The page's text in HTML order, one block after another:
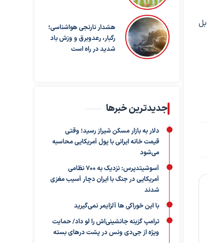
هشدار نارنجی هواشناسی؛
رگبار، رعدوبرق و وزش باد
شدید در راه است
جدیدترین خبرها
دلار به بازار مسکن شیراز رسید؛ وقتی
قیمت خانه ایرانی با پول آمریکایی محاسبه
می‌شود
آسوشیتدپرس: نزدیک به ۷۰۰ نظامی
آمریکایی در جنگ با ایران دچار آسیب مغزی
شدند
با این خوراکی ها آلزایمر نمی‌گیرید
ترامپ گزینه جانشینی‌اش را لو داد/ حمایت
ویژه از جی‌دی ونس در پشت درهای بسته